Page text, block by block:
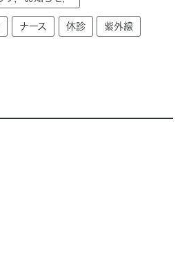
ナース 休診 紫外線